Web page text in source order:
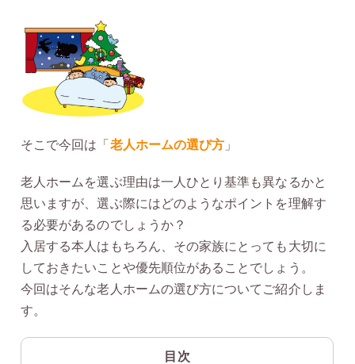
そこで今回は「 老人ホームの選び方 」
老人ホームを選ぶ理由は一人ひとり基準も異なるかと
思いますが、選ぶ際にはどのようなポイントを理解す
る必要があるのでしょうか？
入居する本人はもちろん、その家族にとっても大切に
しておきたいことや優先順位があることでしょう。
今回はそんな老人ホームの選び方についてご紹介しま
す。
目次